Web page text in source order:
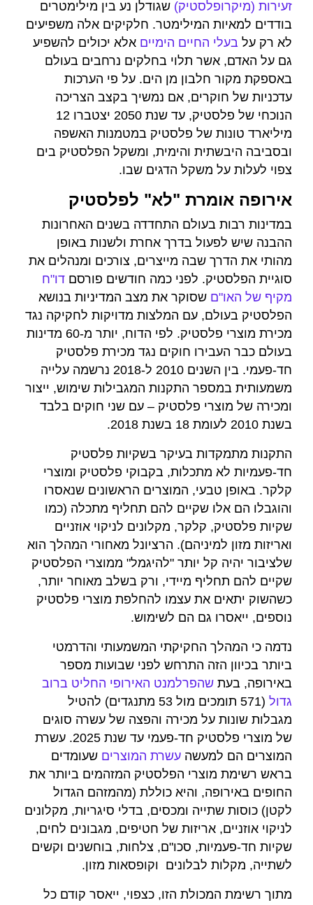
זעירות (מיקרופלסטיק) שגודלן נע בין מילימטרים
בודדים למאיות המילימטר. חלקיקים אלה משפיעים
לא רק על בעלי החיים הימיים אלא יכולים להשפיע
גם על האדם, אשר תלוי בחלקים נרחבים בעולם
באספקת מקור חלבון מן הים. על פי הערכות
עדכניות של חוקרים, אם נמשיך בקצב הצריכה
הנוכחי של פלסטיק, עד שנת 2050 יצטברו 12
מיליארד טונות של פלסטיק במטמנות האשפה
ובסביבה היבשתית והימית, ומשקל הפלסטיק בים
צפוי לעלות על משקל הדגים שבו.
אירופה אומרת "לא" לפלסטיק
במדינות רבות בעולם התחדדה בשנים האחרונות
ההבנה שיש לפעול בדרך אחרת ולשנות באופן
מהותי את הדרך שבה מייצרים, צורכים ומנהלים את
סוגיית הפלסטיק. לפני כמה חודשים פורסם דו"ח
מקיף של האו"ם שסוקר את מצב המדיניות בנושא
הפלסטיק בעולם, עם המלצות מדויקות לחקיקה נגד
מכירת מוצרי פלסטיק. לפי הדוח, יותר מ-60 מדינות
בעולם כבר העבירו חוקים נגד מכירת פלסטיק
חד-פעמי. בין השנים 2010 ל-2018 נרשמה עלייה
משמעותית במספר התקנות המגבילות שימוש, ייצור
ומכירה של מוצרי פלסטיק – עם שני חוקים בלבד
בשנת 2010 לעומת 18 בשנת 2018.
התקנות מתמקדות בעיקר בשקיות פלסטיק
חד-פעמיות לא מתכלות, בקבוקי פלסטיק ומוצרי
קלקר. באופן טבעי, המוצרים הראשונים שנאסרו
והוגבלו הם אלו שקיים להם תחליף מתכלה (כמו
שקיות פלסטיק, קלקר, מקלונים לניקוי אוזניים
ואריזות מזון למיניהם). הרציונל מאחורי המהלך הוא
שלציבור יהיה קל יותר "להיגמל" ממוצרי הפלסטיק
שקיים להם תחליף מיידי, ורק בשלב מאוחר יותר,
כשהשוק יתאים את עצמו להחלפת מוצרי פלסטיק
נוספים, ייאסרו גם הם לשימוש.
נדמה כי המהלך החקיקתי המשמעותי והדרמטי
ביותר בכיוון הזה התרחש לפני שבועות מספר
באירופה, בעת שהפרלמנט האירופי החליט ברוב
גדול
(571 תומכים מול 53 מתנגדים) להטיל
מגבלות שונות על מכירה והפצה של עשרה סוגים
של מוצרי פלסטיק חד-פעמי עד שנת 2025. עשרת
המוצרים הם למעשה עשרת המוצרים שעומדים
בראש רשימת מוצרי הפלסטיק המזהמים ביותר את
החופים באירופה, והיא כוללת (מהמזהם הגדול
לקטן) כוסות שתייה ומכסים, בדלי סיגריות, מקלונים
לניקוי אוזניים, אריזות של חטיפים, מגבונים לחים,
שקיות חד-פעמיות, סכו"ם, צלחות, בוחשנים וקשים
לשתייה, מקלות לבלונים וקופסאות מזון.
מתוך רשימת המכולת הזו, כצפוי, ייאסר קודם כל